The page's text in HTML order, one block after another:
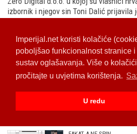
Imperijal.net koristi kolačiće
poboljšao funkcionalnost stranice
sustav oglašavanja. Više o
pročitajte u uvjetima korištenja.
U redu
izbornik i njegov sin Toni Dalić prijavila
VEZE VATRENIH I
Vatrenog Luke
bivšeg BiH
Kodre, zastupa i
bivšeg be-ha selektora
Uoči okršaja BiH reprezentacije i
povezuje hrvatsku i susjednu